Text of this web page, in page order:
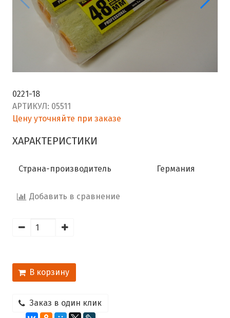
0221-18
АРТИКУЛ: 05511
Цену уточняйте при заказе
ХАРАКТЕРИСТИКИ
Страна-производитель Германия
Добавить в сравнение
В корзину
Заказ в один клик